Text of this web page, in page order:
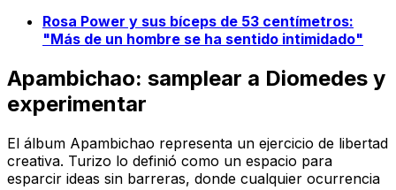
Rosa Power y sus bíceps de 53 centímetros:
"Más de un hombre se ha sentido intimidado"
Apambichao: samplear a Diomedes y
experimentar
El álbum Apambichao representa un ejercicio de libertad
creativa. Turizo lo definió como un espacio para
esparcir ideas sin barreras, donde cualquier ocurrencia